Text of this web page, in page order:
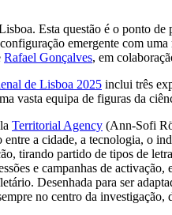
Esta questão é o ponto
emergente com
Rafael Gonçalves, em
de Lisboa 2025 inclui três
vasta equipa de figuras da
Territorial Agency (Ann-Sofi
a cidade, a tecnologia, o
tirando partido de tipos de
e campanhas de
Desenhada para ser
no centro da investigação,